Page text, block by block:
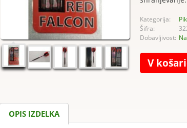
Kategorija:
Šifra:
Dobavljivost:
V
OPIS IZDELKA